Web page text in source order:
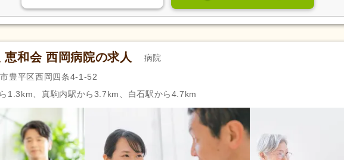
恵和会 西岡病院の求人 病院
豊平区西岡四条4-1-52
1.3km、真駒内駅から3.7km、白石駅から4.7km